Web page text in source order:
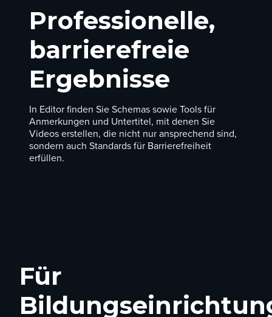
Professionelle,
barrierefreie
Ergebnisse
In Editor finden Sie Schemas sowie Tools für
Anmerkungen und Untertitel, mit denen Sie
Videos erstellen, die nicht nur ansprechend sind,
sondern auch Standards für Barrierefreiheit
erfüllen.
Für